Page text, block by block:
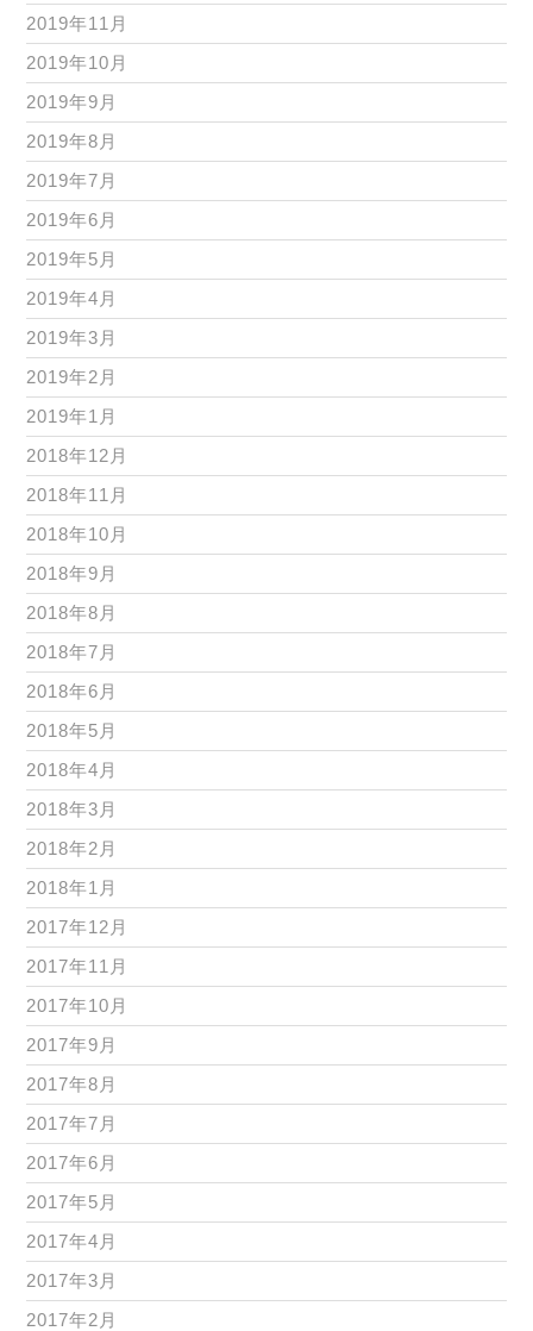
2019年11月
2019年10月
2019年9月
2019年8月
2019年7月
2019年6月
2019年5月
2019年4月
2019年3月
2019年2月
2019年1月
2018年12月
2018年11月
2018年10月
2018年9月
2018年8月
2018年7月
2018年6月
2018年5月
2018年4月
2018年3月
2018年2月
2018年1月
2017年12月
2017年11月
2017年10月
2017年9月
2017年8月
2017年7月
2017年6月
2017年5月
2017年4月
2017年3月
2017年2月